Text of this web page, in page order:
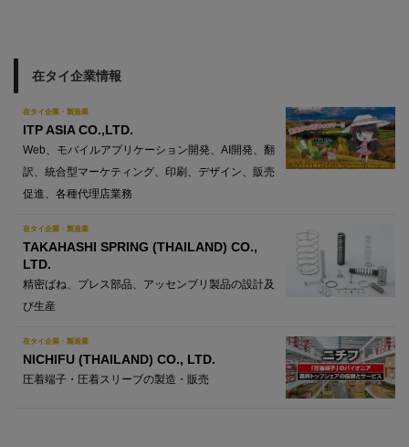
在タイ企業情報
在タイ企業・製造業
ITP ASIA CO.,LTD.
Web、モバイルアプリケーション開発、AI開発、翻
訳、統合型マーケティング、印刷、デザイン、販売
促進、各種代理店業務
在タイ企業・製造業
TAKAHASHI SPRING (THAILAND) CO.,
LTD.
精密ばね、プレス部品、アッセンブリ製品の設計及
び生産
在タイ企業・製造業
NICHIFU (THAILAND) CO., LTD.
圧着端子・圧着スリーブの製造・販売